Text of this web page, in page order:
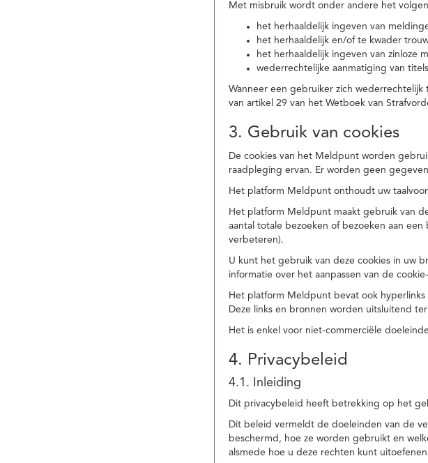
Met misbruik wordt onder andere het
het herhaaldelijk ingeven van
het herhaaldelijk en/of te kwader
het herhaaldelijk ingeven van zinloze
wederrechtelijke aanmatiging van
Wanneer een gebruiker zich
van artikel 29 van het Wetboek van
3. Gebruik van cookies
De cookies van het Meldpunt worden
raadpleging ervan. Er worden geen
Het platform Meldpunt onthoudt uw
Het platform Meldpunt maakt gebruik van
aantal totale bezoeken of bezoeken aan
verbeteren).
U kunt het gebruik van deze cookies in uw
informatie over het aanpassen van de
Het platform Meldpunt bevat ook
Deze links en bronnen worden uitsluitend
Het is enkel voor niet-commerciële
4. Privacybeleid
4.1. Inleiding
Dit privacybeleid heeft betrekking op het
Dit beleid vermeldt de doeleinden van de
beschermd, hoe ze worden gebruikt en
alsmede hoe u deze rechten kunt